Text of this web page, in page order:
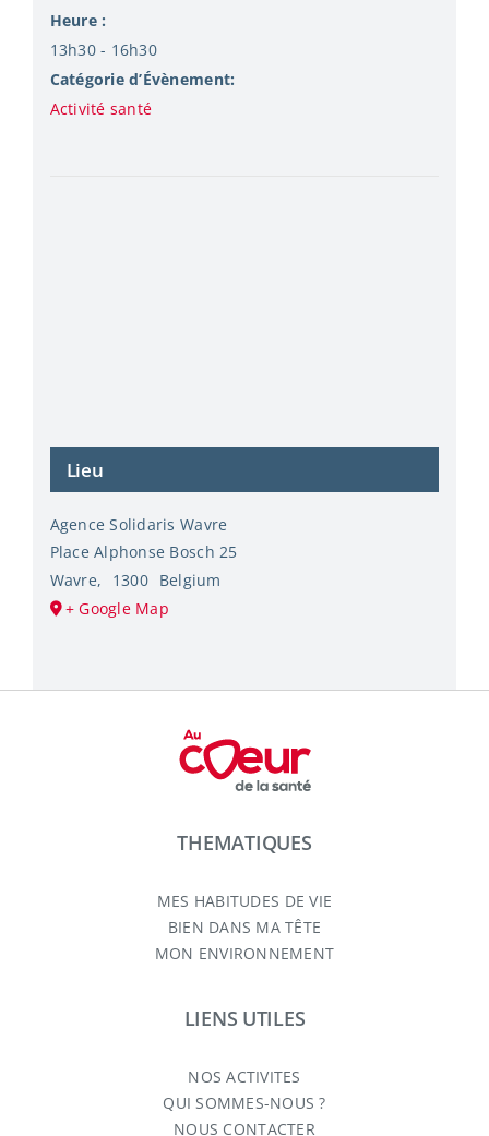
Heure :
13h30 - 16h30
Catégorie d’Évènement:
Activité santé
Lieu
Agence Solidaris Wavre
Place Alphonse Bosch 25
Wavre, 1300 Belgium
+ Google Map
THEMATIQUES
MES HABITUDES DE VIE
BIEN DANS MA TÊTE
MON ENVIRONNEMENT
LIENS UTILES
NOS ACTIVITES
QUI SOMMES-NOUS ?
NOUS CONTACTER